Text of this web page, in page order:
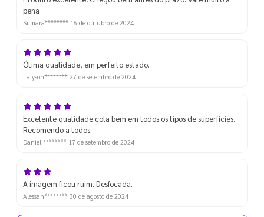
pena
Silmara******** 16 de outubro de 2024
Ótima qualidade, em perfeito estado.
Talyson******** 27 de setembro de 2024
Excelente qualidade cola bem em todos os tipos de superfícies.
Recomendo a todos.
Daniel ******** 17 de setembro de 2024
A imagem ficou ruim. Desfocada.
Alessan******** 30 de agosto de 2024